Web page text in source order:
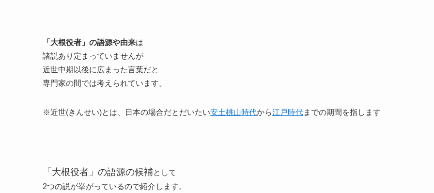
「大根役者」の語源や由来は
諸説あり定まっていませんが
近世中期以後に広まった言葉だと
専門家の間では考えられています。
※近世(きんせい)とは、日本の場合だとだいたい安土桃山時代から江戸時代までの期間を指します
「大根役者」の語源の候補として
2つの説が挙がっているので紹介します。